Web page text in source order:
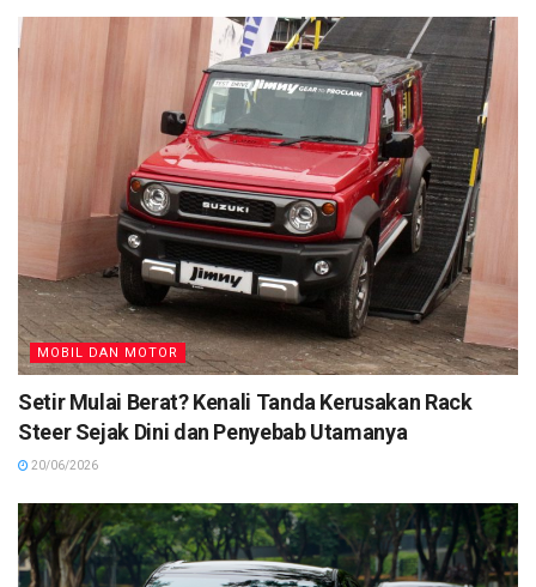
MOBIL DAN MOTOR
Setir Mulai Berat? Kenali Tanda Kerusakan Rack
Steer Sejak Dini dan Penyebab Utamanya
20/06/2026